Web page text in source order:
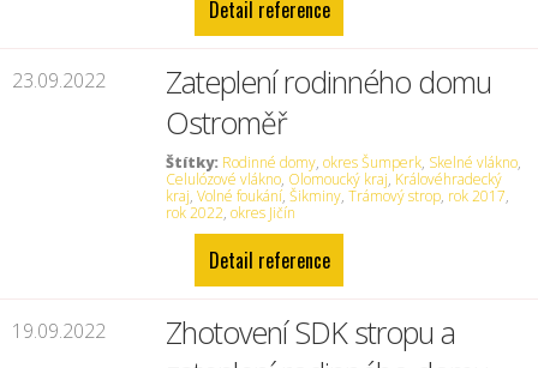
Detail reference
23.09.2022
Zateplení rodinného domu
Ostroměř
Štítky: Rodinné domy,okres Šumperk, Skelné vlákno,
Celulózové vlákno, Olomoucký kraj, Královéhradecký
kraj,Volné foukání,Šikminy,Trámový strop, rok 2017,
rok 2022,okres Jičín
Detail reference
19.09.2022
Zhotovení SDK stropu a